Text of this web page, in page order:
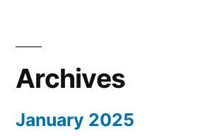
Archives
January 2025